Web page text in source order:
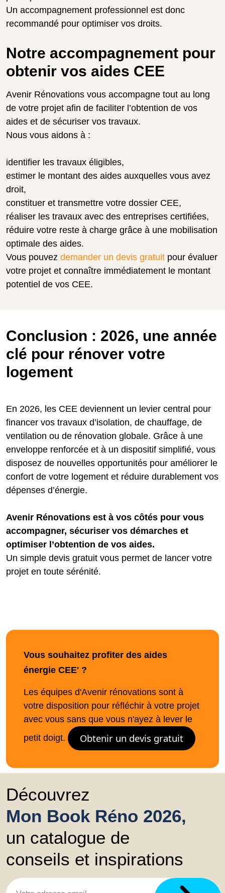
Un accompagnement professionnel est donc
recommandé pour optimiser vos droits.
Notre accompagnement pour
obtenir vos aides CEE
Avenir Rénovations vous accompagne tout au long
de votre projet afin de faciliter l’obtention de vos
aides et de sécuriser vos travaux.
Nous vous aidons à :
identifier les travaux éligibles,
estimer le montant des aides auxquelles vous avez
droit,
constituer et transmettre votre dossier CEE,
réaliser les travaux avec des entreprises certifiées,
réduire votre reste à charge grâce à une mobilisation
optimale des aides.
Vous pouvez demander un devis gratuit pour évaluer
votre projet et connaître immédiatement le montant
potentiel de vos CEE.
Conclusion : 2026, une année
clé pour rénover votre
logement
En 2026, les CEE deviennent un levier central pour
financer vos travaux d’isolation, de chauffage, de
ventilation ou de rénovation globale. Grâce à une
enveloppe renforcée et à un dispositif simplifié, vous
disposez de nouvelles opportunités pour améliorer le
confort de votre logement et réduire durablement vos
dépenses d’énergie.
Avenir Rénovations est à vos côtés pour vous
accompagner, sécuriser vos démarches et
optimiser l’obtention de vos aides.
Un simple devis gratuit vous permet de lancer votre
projet en toute sérénité.
Vous souhaitez profiter des aides
énergie CEE' ?
Les équipes d'Avenir rénovations sont à
votre disposition pour réfléchir à votre projet
avec vous sans que vous n'ayez à lever le
petit doigt.
Obtenir un devis gratuit
Découvrez
Mon Book Réno 2026,
un catalogue de
conseils et inspirations